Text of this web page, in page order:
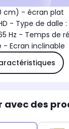
cm) - écran plat
- Type de dalle :
Hz - Temps de
- Ecran inclinable
avec des